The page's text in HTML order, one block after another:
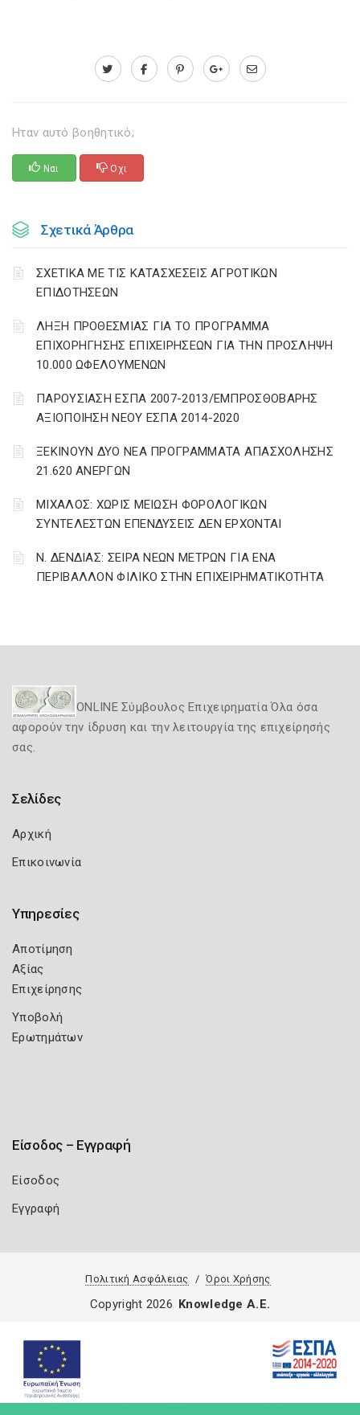
Ηταν αυτό βοηθητικό;
Ναι Οχι
Σχετικά Άρθρα
ΣΧΕΤΙΚΑ ΜΕ ΤΙΣ ΚΑΤΑΣΧΕΣΕΙΣ ΑΓΡΟΤΙΚΩΝ
ΕΠΙΔΟΤΗΣΕΩΝ
ΛΗΞΗ ΠΡΟΘΕΣΜΙΑΣ ΓΙΑ ΤΟ ΠΡΟΓΡΑΜΜΑ
ΕΠΙΧΟΡΗΓΗΣΗΣ ΕΠΙΧΕΙΡΗΣΕΩΝ ΓΙΑ ΤΗΝ ΠΡΟΣΛΗΨΗ
10.000 ΩΦΕΛΟΥΜΕΝΩΝ
ΠΑΡΟΥΣΙΑΣΗ ΕΣΠΑ 2007-2013/ΕΜΠΡΟΣΘΟΒΑΡΗΣ
ΑΞΙΟΠΟΙΗΣΗ ΝΕΟΥ ΕΣΠΑ 2014-2020
ΞΕΚΙΝΟΥΝ ΔΥΟ ΝΕΑ ΠΡΟΓΡΑΜΜΑΤΑ ΑΠΑΣΧΟΛΗΣΗΣ
21.620 ΑΝΕΡΓΩΝ
ΜΙΧΑΛΟΣ: ΧΩΡΙΣ ΜΕΙΩΣΗ ΦΟΡΟΛΟΓΙΚΩΝ
ΣΥΝΤΕΛΕΣΤΩΝ ΕΠΕΝΔΥΣΕΙΣ ΔΕΝ ΕΡΧΟΝΤΑΙ
Ν. ΔΕΝΔΙΑΣ: ΣΕΙΡΑ ΝΕΩΝ ΜΕΤΡΩΝ ΓΙΑ ΕΝΑ
ΠΕΡΙΒΑΛΛΟΝ ΦΙΛΙΚΟ ΣΤΗΝ ΕΠΙΧΕΙΡΗΜΑΤΙΚΟΤΗΤΑ
ONLINE Σύμβουλος Επιχειρηματία Όλα όσα
αφορούν την ίδρυση και την λειτουργία της επιχείρησής
σας.
Σελίδες
Αρχική
Επικοινωνία
Υπηρεσίες
Αποτίμηση
Αξίας
Επιχείρησης
Υποβολή
Ερωτημάτων
Είσοδος – Εγγραφή
Είσοδος
Εγγραφή
Πολιτική Ασφάλειας Όροι Χρήσης
Copyright 2026 Knowledge A.E.